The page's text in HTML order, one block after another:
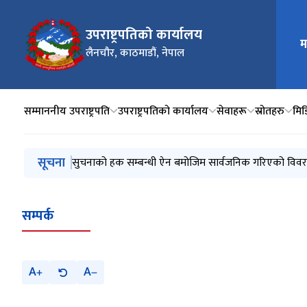
उपराष्ट्रपतिको कार्यालय
लैनचौर, काठमाडौं, नेपाल
मुख्य
सम्माननीय उपराष्ट्रपति उपराष्ट्रपतिको कार्यालय सेवाहरू स्रोतहरु
मुख्य नेभिगेसनमा जानुहोस्
सूचना सम्माननीय उपराष्ट्रपति श्री रामसहाय प्रसाद यादवज्यूले
सुचनाको हक सम्बन्धी ऐन बमोजिम सार्वजनिक गरिएको
सुचनाको हक सम्बन्धी ऐन बमोजिम सार्वजनिक गरिएको
सम्पर्क
A A